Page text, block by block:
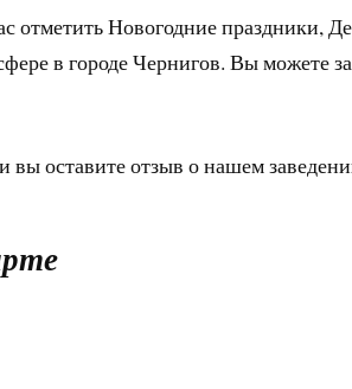
отметить Новогодние праздники,
в городе Чернигов. Вы можете
вы оставите отзыв о нашем